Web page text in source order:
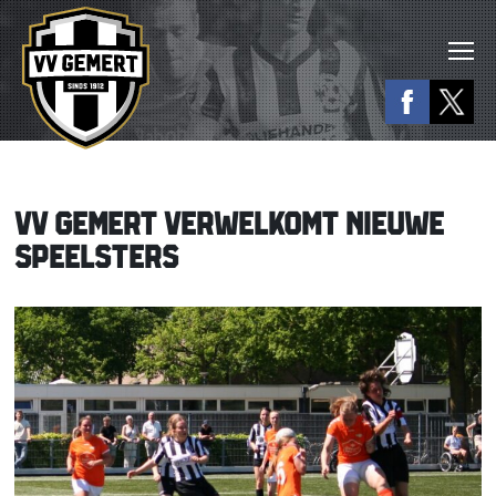
VV GEMERT VERWELKOMT NIEUWE
SPEELSTERS